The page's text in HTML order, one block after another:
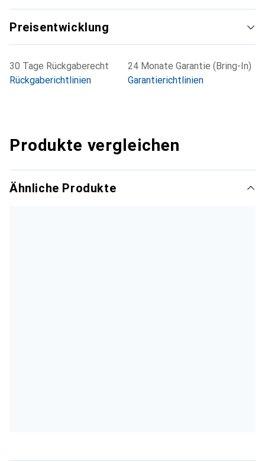
Preisentwicklung
30 Tage Rückgaberecht
Rückgaberichtlinien
24 Monate Garantie (Bring-In)
Garantierichtlinien
Produkte vergleichen
Ähnliche Produkte